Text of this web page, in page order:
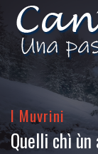
I Muvrini
Quelli chì ùn